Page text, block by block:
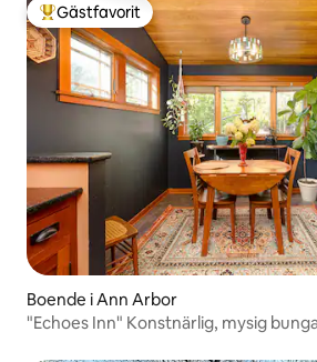
Populär gästfavorit
Gästfavorit
Boende i Ann Arbor
"Echoes Inn" Konstnärlig, mysig